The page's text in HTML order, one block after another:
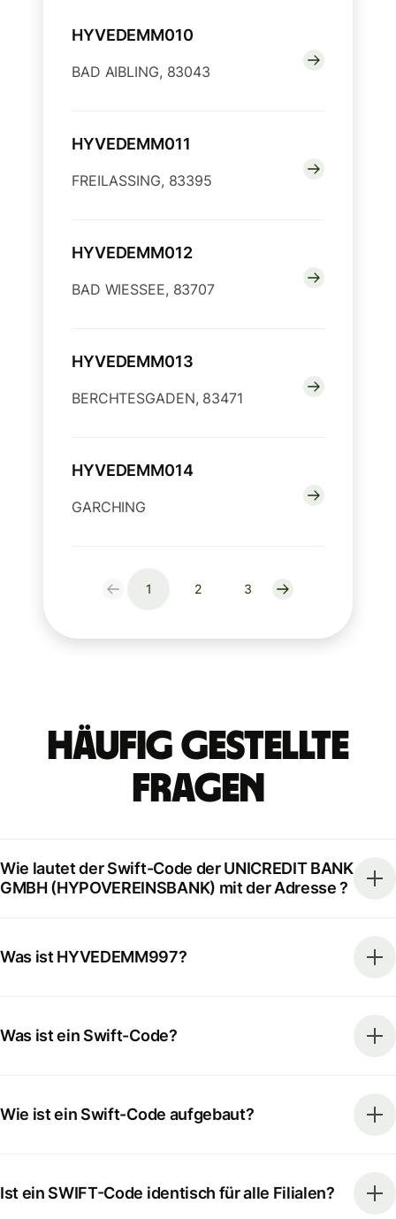
HYVEDEMM010
BAD AIBLING, 83043
HYVEDEMM011
FREILASSING, 83395
HYVEDEMM012
BAD WIESSEE, 83707
HYVEDEMM013
BERCHTESGADEN, 83471
HYVEDEMM014
GARCHING
1 2 3
Häufig gestellte
Fragen
Wie lautet der Swift-Code der UNICREDIT BANK
GMBH (HYPOVEREINSBANK) mit der Adresse ?
Was ist HYVEDEMM997?
Was ist ein Swift-Code?
Wie ist ein Swift-Code aufgebaut?
Ist ein SWIFT-Code identisch für alle Filialen?